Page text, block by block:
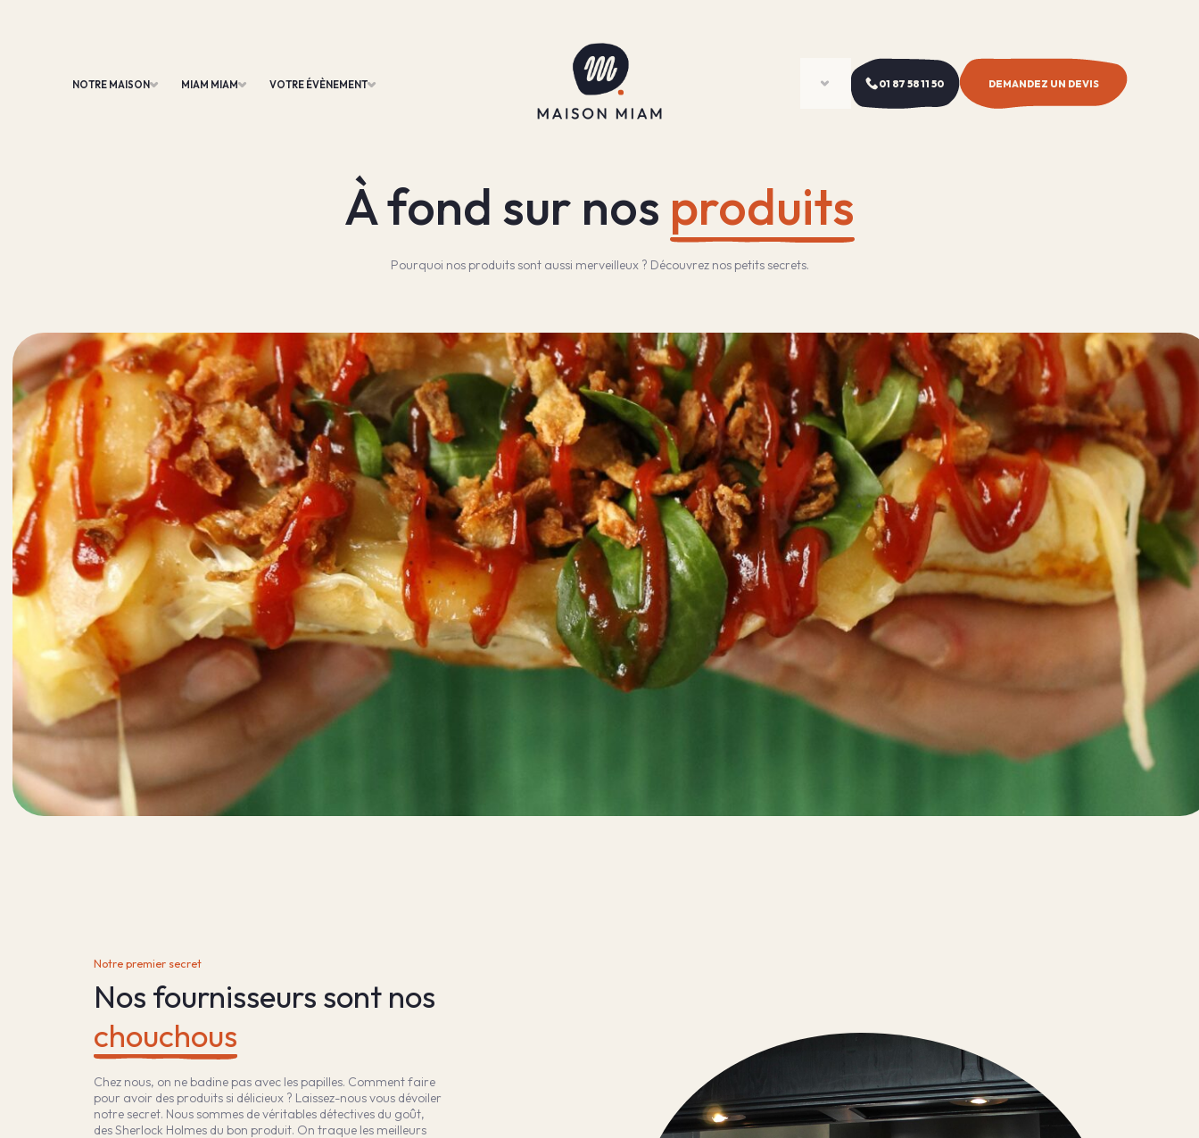
NOTRE MAISON MIAM MIAM VOTRE ÉVÈNEMENT 01 87 58 11 50 DEMANDEZ UN DEVIS
À fond sur nos produits
Pourquoi nos produits sont aussi merveilleux ? Découvrez nos petits secrets.
Notre premier secret
Nos fournisseurs sont nos
chouchous
Chez nous, on ne badine pas avec les papilles. Comment faire
pour avoir des produits si délicieux ? Laissez-nous vous dévoiler
notre secret. Nous sommes de véritables détectives du goût,
des Sherlock Holmes du bon produit. On traque les meilleurs